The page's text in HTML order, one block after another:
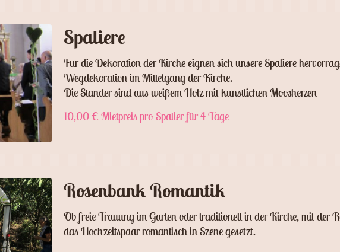
Spaliere
Für die Dekoration der Kirche eignen sich unsere Spaliere
Wegdekoration im Mittelgang der Kirche.
Die Ständer sind aus weißem Holz mit künstlichen Moosherzen
10,00 € Mietpreis pro Spalier für 4 Tage
Rosenbank Romantik
Ob freie Trauung im Garten oder traditionell in der Kirche, mit der
das Hochzeitspaar romantisch in Szene gesetzt.